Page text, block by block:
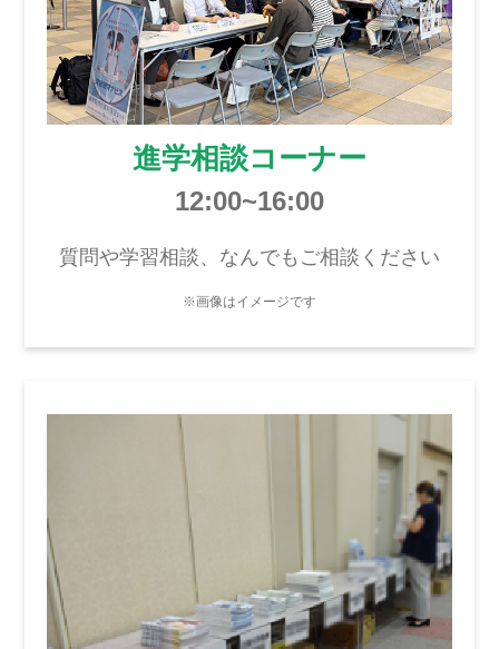
進学相談コーナー
12:00~16:00
質問や学習相談、なんでもご相談ください
※画像はイメージです